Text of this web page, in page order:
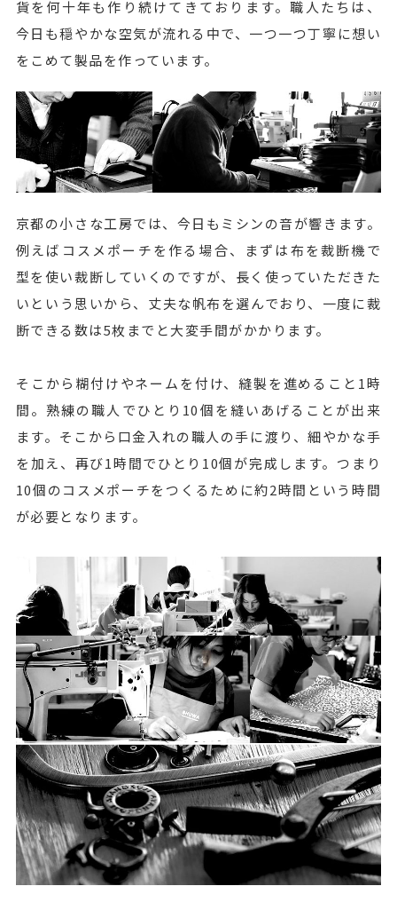
貨を何十年も作り続けてきております。職人たちは、
今日も穏やかな空気が流れる中で、一つ一つ丁寧に想い
をこめて製品を作っています。
京都の小さな工房では、今日もミシンの音が響きます。
例えばコスメポーチを作る場合、まずは布を裁断機で
型を使い裁断していくのですが、長く使っていただきた
いという思いから、丈夫な帆布を選んでおり、一度に裁
断できる数は5枚までと大変手間がかかります。
そこから糊付けやネームを付け、縫製を進めること1時
間。熟練の職人でひとり10個を縫いあげることが出来
ます。そこから口金入れの職人の手に渡り、細やかな手
を加え、再び1時間でひとり10個が完成します。つまり
10個のコスメポーチをつくるために約2時間という時間
が必要となります。